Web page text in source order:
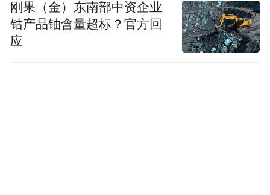
刚果（金）东南部中资企业
钴产品铀含量超标？官方回
应